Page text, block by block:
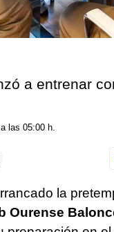
a entrenar
las 05:00 h.
la
Ourense